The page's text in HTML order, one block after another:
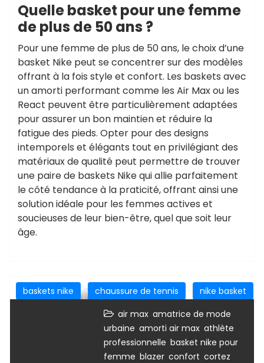
Quelle basket pour une femme
de plus de 50 ans ?
Pour une femme de plus de 50 ans, le choix d’une
basket Nike peut se concentrer sur des modèles
offrant à la fois style et confort. Les baskets avec
un amorti performant comme les Air Max ou les
React peuvent être particulièrement adaptées
pour assurer un bon maintien et réduire la
fatigue des pieds. Opter pour des designs
intemporels et élégants tout en privilégiant des
matériaux de qualité peut permettre de trouver
une paire de baskets Nike qui allie parfaitement
le côté tendance à la praticité, offrant ainsi une
solution idéale pour les femmes actives et
soucieuses de leur bien-être, quel que soit leur
âge.
baskets nike chaussure de tennis
nike basket
nike sport
sport
air max amatrice de mode
urbaine amorti air max athlète
professionnelle basket nike pour
femme blazer confort cortez